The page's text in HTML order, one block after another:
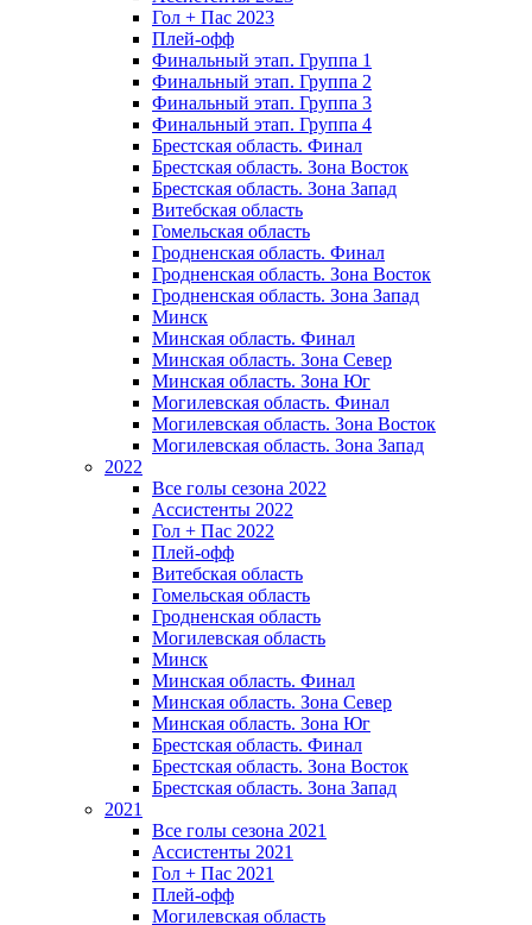
Гол + Пас 2023
Плей-офф
Финальный этап. Группа 1
Финальный этап. Группа 2
Финальный этап. Группа 3
Финальный этап. Группа 4
Брестская область. Финал
Брестская область. Зона Восток
Брестская область. Зона Запад
Витебская область
Гомельская область
Гродненская область. Финал
Гродненская область. Зона Восток
Гродненская область. Зона Запад
Минск
Минская область. Финал
Минская область. Зона Север
Минская область. Зона Юг
Могилевская область. Финал
Могилевская область. Зона Восток
Могилевская область. Зона Запад
2022
Все голы сезона 2022
Ассистенты 2022
Гол + Пас 2022
Плей-офф
Витебская область
Гомельская область
Гродненская область
Могилевская область
Минск
Mинская область. Финал
Минская область. Зона Север
Минская область. Зона Юг
Брестская область. Финал
Брестская область. Зона Восток
Брестская область. Зона Запад
2021
Все голы сезона 2021
Ассистенты 2021
Гол + Пас 2021
Плей-офф
Могилевская область